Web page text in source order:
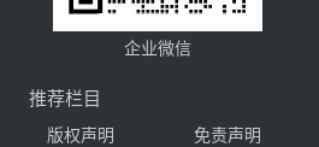
企业微信
推荐栏目
版权声明 免责声明